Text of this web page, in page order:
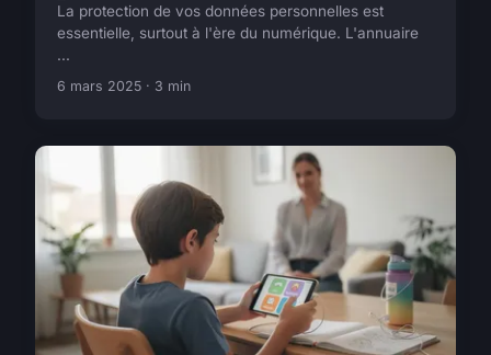
La protection de vos données personnelles est
essentielle, surtout à l'ère du numérique. L'annuaire
...
6 mars 2025 · 3 min